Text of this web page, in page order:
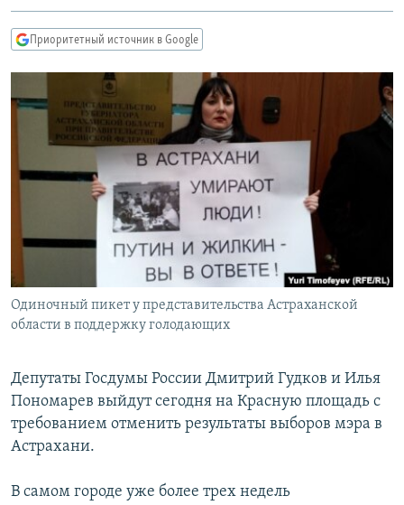
Вернутся
КАВКАЗ.РЕАЛИИ
СЕВЕР.РЕАЛИИ
СИБИРЬ.РЕАЛИИ
РАСПИСАНИЕ ВЕЩАНИЯ
ПОДПИШИТЕСЬ НА РАССЫЛКУ
СОЦИАЛЬНЫЕ СЕТИ
Приоритетный источник в Google
Одиночный пикет у представительства Астраханской
области в поддержку голодающих
Депутаты Госдумы России Дмитрий Гудков и Илья
Пономарев выйдут сегодня на Красную площадь с
требованием отменить результаты выборов мэра в
Астрахани.
В самом городе уже более трех недель